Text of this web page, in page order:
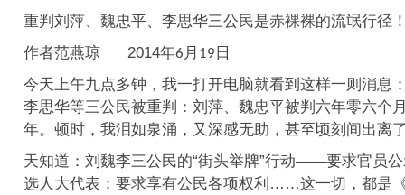
重判刘萍、魏忠平、李思华三公民是赤裸裸的流氓行径
作者范燕琼 2014年6 月 19 日
今天上午九点多钟，我一打开电脑就看到这样一则消息
李思华等三公民被重判：刘萍、魏忠平被判六年零六个
年。顿时，我泪如泉涌，又深感无助，甚至顷刻间出离
天知道：刘魏李三公民的“街头举牌”行动——要求官员
选人大代表；要求享有公民各项权利……这一切，都是